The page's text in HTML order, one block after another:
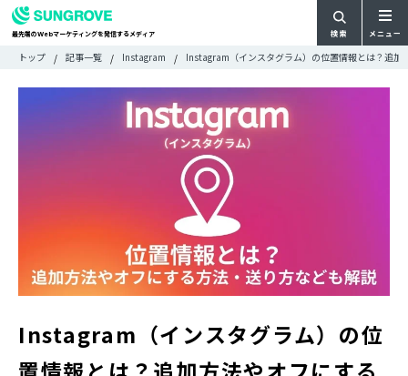
最先端のWebマーケティングを発信するメディア 検索 メニュー
CATEGORY
動画
DOCUMENT
検
検
トップ 記事一覧 Instagram Instagram（インスタグラム）の位置情報とは？追加
Instagram（インスタグラム）の位